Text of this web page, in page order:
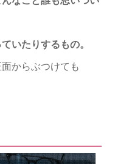
いたりするもの。
からぶつけても